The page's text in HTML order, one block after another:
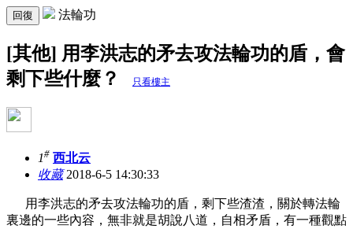
回復 法輪功
[其他] 用李洪志的矛去攻法輪功的盾，會
剩下些什麼？
只看樓主
1# 西北云
收藏2018-6-5 14:30:33
用李洪志的矛去攻法輪功的盾，剩下些渣渣，關於轉法輪
裏邊的一些內容，無非就是胡說八道，自相矛盾，有一種觀點